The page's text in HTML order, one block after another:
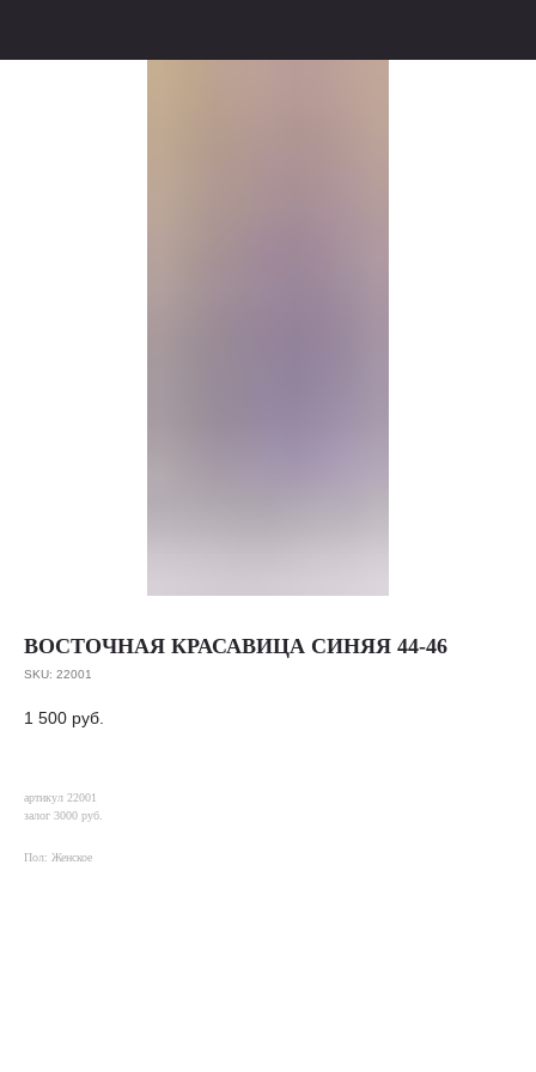
ВОСТОЧНАЯ КРАСАВИЦА СИНЯЯ 44-46
SKU: 22001
1 500 руб.
артикул 22001
залог 3000 руб.
Пол: Женское